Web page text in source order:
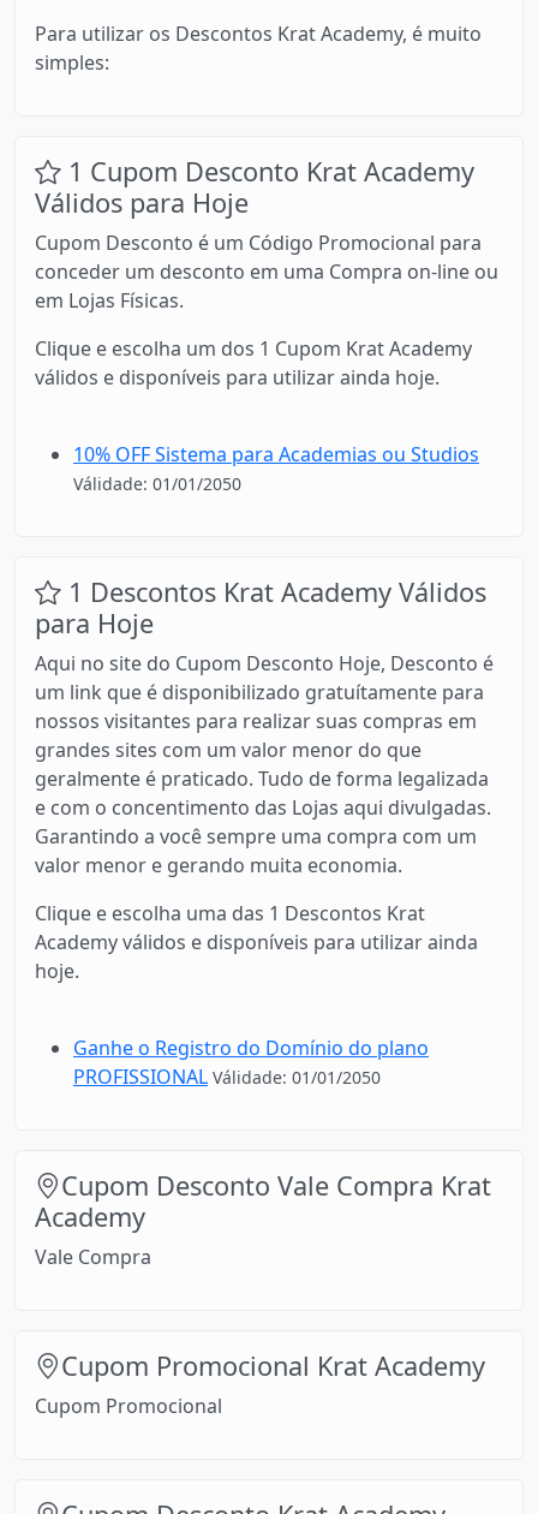
Para utilizar os Descontos Krat Academy, é muito
simples:
1 Cupom Desconto Krat Academy
Válidos para Hoje
Cupom Desconto é um Código Promocional para
conceder um desconto em uma Compra on-line ou
em Lojas Físicas.
Clique e escolha um dos 1 Cupom Krat Academy
válidos e disponíveis para utilizar ainda hoje.
10% OFF Sistema para Academias ou Studios
Válidade: 01/01/2050
1 Descontos Krat Academy Válidos
para Hoje
Aqui no site do Cupom Desconto Hoje, Desconto é
um link que é disponibilizado gratuítamente para
nossos visitantes para realizar suas compras em
grandes sites com um valor menor do que
geralmente é praticado. Tudo de forma legalizada
e com o concentimento das Lojas aqui divulgadas.
Garantindo a você sempre uma compra com um
valor menor e gerando muita economia.
Clique e escolha uma das 1 Descontos Krat
Academy válidos e disponíveis para utilizar ainda
hoje.
Ganhe o Registro do Domínio do plano
PROFISSIONAL Válidade: 01/01/2050
Cupom Desconto Vale Compra Krat
Academy
Vale Compra
Cupom Promocional Krat Academy
Cupom Promocional